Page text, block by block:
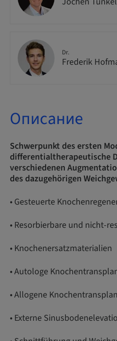
Dr.
Frederik
Описание
Schwerpunkt des ersten
differentialtherapeutische
verschiedenen
des dazugehörigen
• Gesteuerte
• Resorbierbare und nicht-
• Knochenersatzmaterialien
• Autologe
• Allogene
• Externe